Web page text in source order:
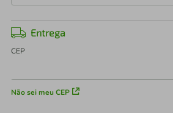
Entrega
CEP
Não sei meu CEP